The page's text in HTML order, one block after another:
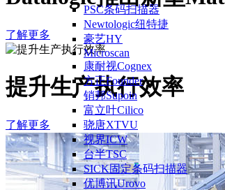
PSC条码扫描器
Newtologic纽特捷
豪艺HY
Microscan
康耐视Cognex
方正Founder
销邦Supoin
富立叶Cilico
骁唐XTVU
视界ICW
台半TSC
SICK固定条码扫描器
优博讯Urovo
了解更多
提升生产执行效率
了解更多